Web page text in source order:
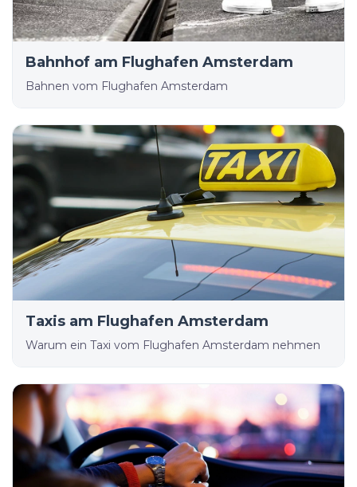
Bahnhof am Flughafen Amsterdam
Bahnen vom Flughafen Amsterdam
Taxis am Flughafen Amsterdam
Warum ein Taxi vom Flughafen Amsterdam nehmen